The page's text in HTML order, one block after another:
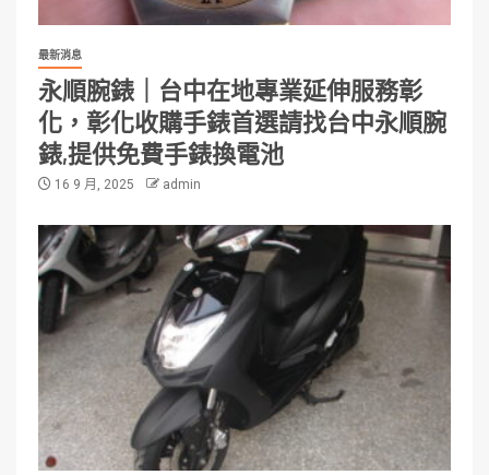
最新消息
永順腕錶｜台中在地專業延伸服務彰
化，彰化收購手錶首選請找台中永順腕
錶,提供免費手錶換電池
16 9 月, 2025 admin